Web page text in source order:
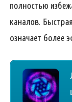
полностью
каналов.
означает более